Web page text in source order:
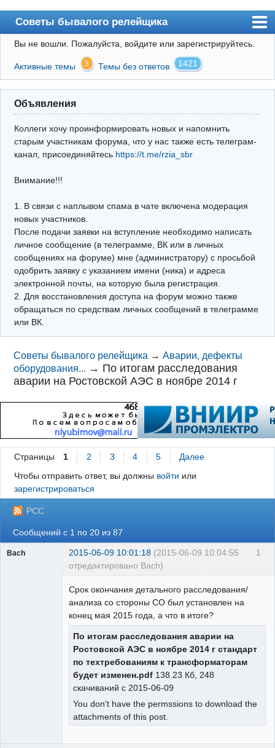
Советы бывалого релейщика
Форум
Правила
Поиск
Регистрация
Архив
Почта
Поиск релейщика
Видео РЗиА
Фотохостинг
Телеграм
Вы не вошли. Пожалуйста, войдите или зарегистрируйтесь.
Активные темы 3 Темы без ответов 1421
Объявления
Коллеги хочу проинформировать новых и напомнить
старым участникам форума, что у нас также есть телеграм-
канал, присоединяйтесь https://t.me/rzia_sbr
Внимание!!!
1. В связи с наплывом спама в чате включена модерация
новых участников.
После подачи заявки на вступление необходимо написать
личное сообщение (в телеграмме, ВК или в личных
сообщениях на форуме) мне (администратору) с просьбой
одобрить заявку с указанием имени (ника) и адреса
электронной почты, на которую была регистрация.
2. Для восстановления доступа на форум можно также
обращаться по средствам личных сообщений в телеграмме
или ВК.
Советы бывалого релейщика →Аварии, дефекты
оборудования... → По итогам расследования
аварии на Ростовской АЭС в ноябре 2014 г
Страницы 1 2 3 4 5
Далее
Чтобы отправить ответ, вы должны войти или
зарегистрироваться
РСС
Сообщений с 1 по 20 из 87
1
Bach 2015-06-09 10:01:18 (2015-06-09 10:04:55
отредактировано Bach)
Срок окончания детального расследования/
анализа со стороны СО был установлен на
конец мая 2015 года, а что в итоге?
По итогам расследования аварии на
Ростовской АЭС в ноябре 2014 г стандарт
по техтребованиям к трансформаторам
будет изменен.pdf 138.23 Кб, 248
скачиваний с 2015-06-09
You don't have the permssions to download the
attachments of this post.